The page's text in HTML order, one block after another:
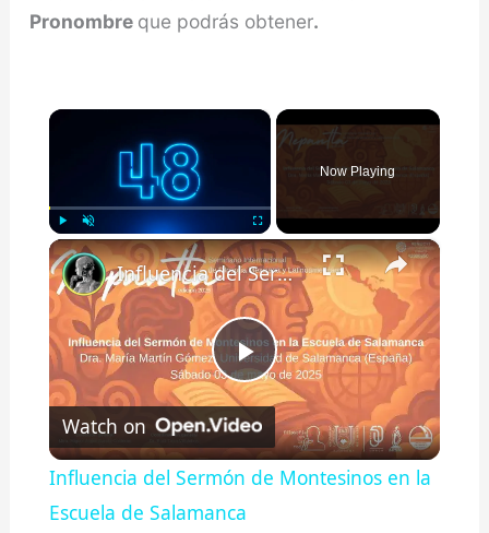
Pronombre que podrás obtener.
×
Play Unmute Fullscreen
Now Playing
×
P
l
a
Influencia del Sermón de Montesinos en la Escuela de Salamanca
Watch on
Influencia del Sermón de Montesinos en la
Escuela de Salamanca